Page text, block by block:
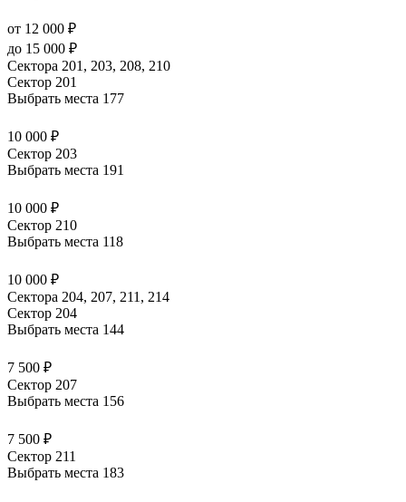
от 12 000 ₽
до 15 000 ₽
Сектора 201, 203, 208, 210
Сектор 201
Выбрать места 177
10 000 ₽
Сектор 203
Выбрать места 191
10 000 ₽
Сектор 210
Выбрать места 118
10 000 ₽
Сектора 204, 207, 211, 214
Сектор 204
Выбрать места 144
7 500 ₽
Сектор 207
Выбрать места 156
7 500 ₽
Сектор 211
Выбрать места 183